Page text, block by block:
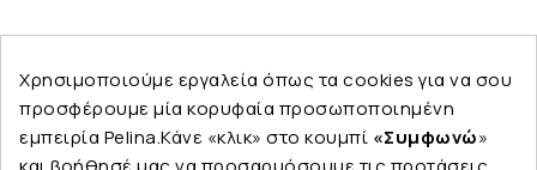
Χρησιμοποιούμε εργαλεία όπως τα cookies για να σου
προσφέρουμε μία κορυφαία προσωποποιημένη
εμπειρία Pelina.Κάνε «κλικ» στο κουμπί «Συμφωνώ»